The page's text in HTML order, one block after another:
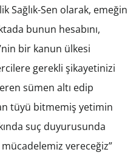
Sağlık-Sen olarak, emeğin
bunun hesabını,
bir kanun ülkesi
gerekli şikayetinizi
sümen altı edip
tüyü bitmemiş yetimin
suç duyurusunda
vereceğiz”